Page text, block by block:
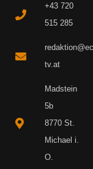
+43 720
515 285
tv.at
Madstein
5b
8770 St.
Michael i.
O.